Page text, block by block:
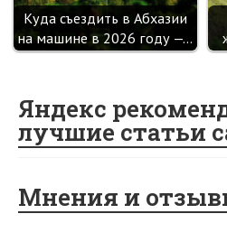
Куда съездить в Абхазии
на машине в 2026 году —…
Яндекс
лучшие статьи
Мнения и